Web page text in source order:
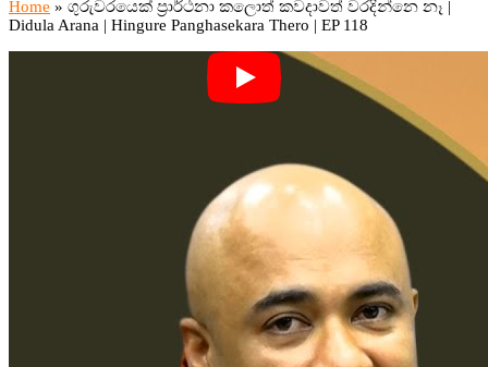
Home » ගුරුවරයෙක් ප්‍රාර්ථනා කලොත් කවදාවත් වරදින්නෙ නෑ |
Didula Arana | Hingure Panghasekara Thero | EP 118